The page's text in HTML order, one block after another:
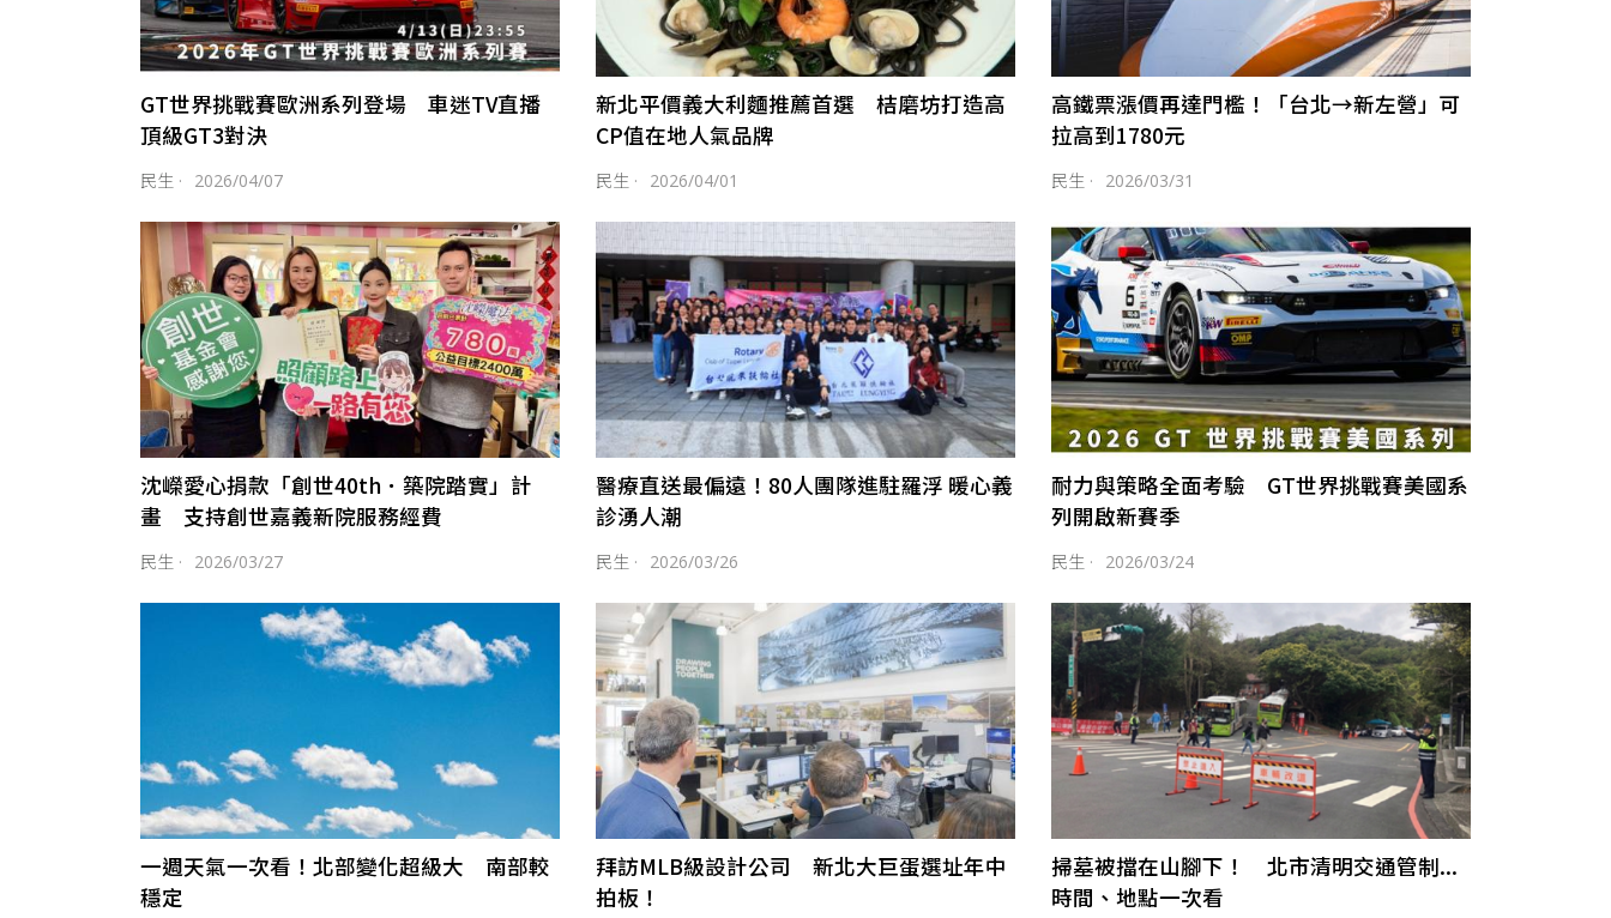
GT世界挑戰賽歐洲系列登場 車迷TV直播
頂級GT3對決
民生 · 2026/04/07
新北平價義大利麵推薦首選 桔磨坊打造高
CP值在地人氣品牌
民生 · 2026/04/01
高鐵票漲價再達門檻！「台北→新左營」可
拉高到1780元
民生 · 2026/03/31
沈嶸愛心捐款「創世40th．築院踏實」計
畫 支持創世嘉義新院服務經費
民生 · 2026/03/27
醫療直送最偏遠！80人團隊進駐羅浮 暖心義
診湧人潮
民生 · 2026/03/26
耐力與策略全面考驗 GT世界挑戰賽美國系
列開啟新賽季
民生 · 2026/03/24
一週天氣一次看！北部變化超級大 南部較
穩定
拜訪MLB級設計公司 新北大巨蛋選址年中
拍板！
掃墓被擋在山腳下！ 北市清明交通管制...
時間、地點一次看